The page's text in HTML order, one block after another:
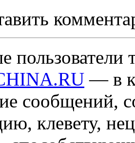
пользователи
— в
сообщений,
клевету,